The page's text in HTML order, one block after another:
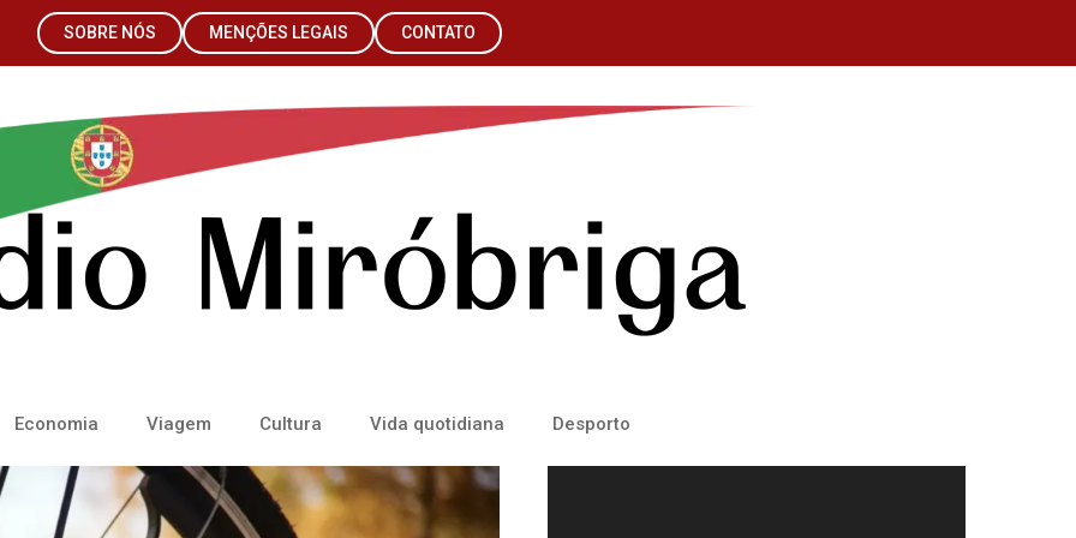
SOBRE NÓS MENÇÕES LEGAIS CONTATO
Economia Viagem Cultura Vida quotidiana Desporto